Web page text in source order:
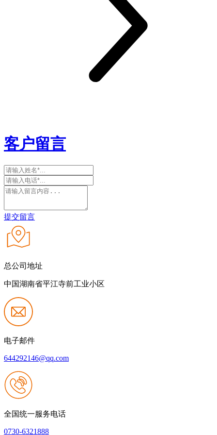
客户留言
提交留言
总公司地址
中国湖南省平江寺前工业小区
电子邮件
644292146@qq.com
全国统一服务电话
0730-6321888